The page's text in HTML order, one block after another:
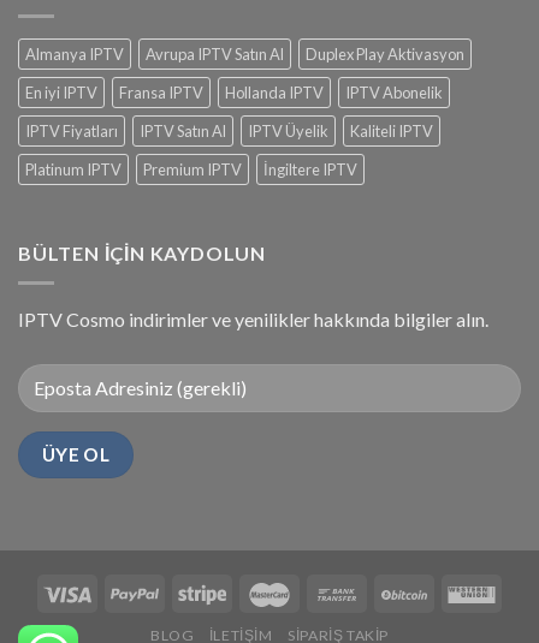
Almanya IPTV Avrupa IPTV Satın Al
Duplex Play Aktivasyon
En iyi IPTV
Fransa IPTV Hollanda IPTV
IPTV Abonelik
IPTV Fiyatları
IPTV Satın Al IPTV Üyelik
Kaliteli IPTV
Platinum IPTV
Premium IPTV İngiltere IPTV
BÜLTEN IÇIN KAYDOLUN
IPTV Cosmo indirimler ve yenilikler hakkında bilgiler alın.
BLOG İLETIŞIM SIPARIŞ TAKIP